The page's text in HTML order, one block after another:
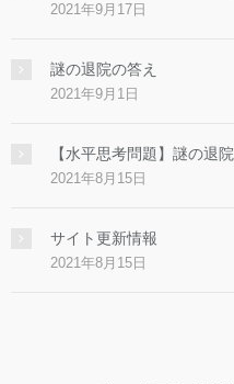
2021年9月17日
謎の退院の答え
2021年9月1日
【水平思考問題】謎の退院
2021年8月15日
サイト更新情報
2021年8月15日